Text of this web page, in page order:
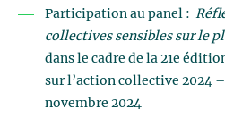
Participation au panel :
collectives sensibles sur le
dans le cadre de la 21e
sur l’action collective 2024
novembre 2024